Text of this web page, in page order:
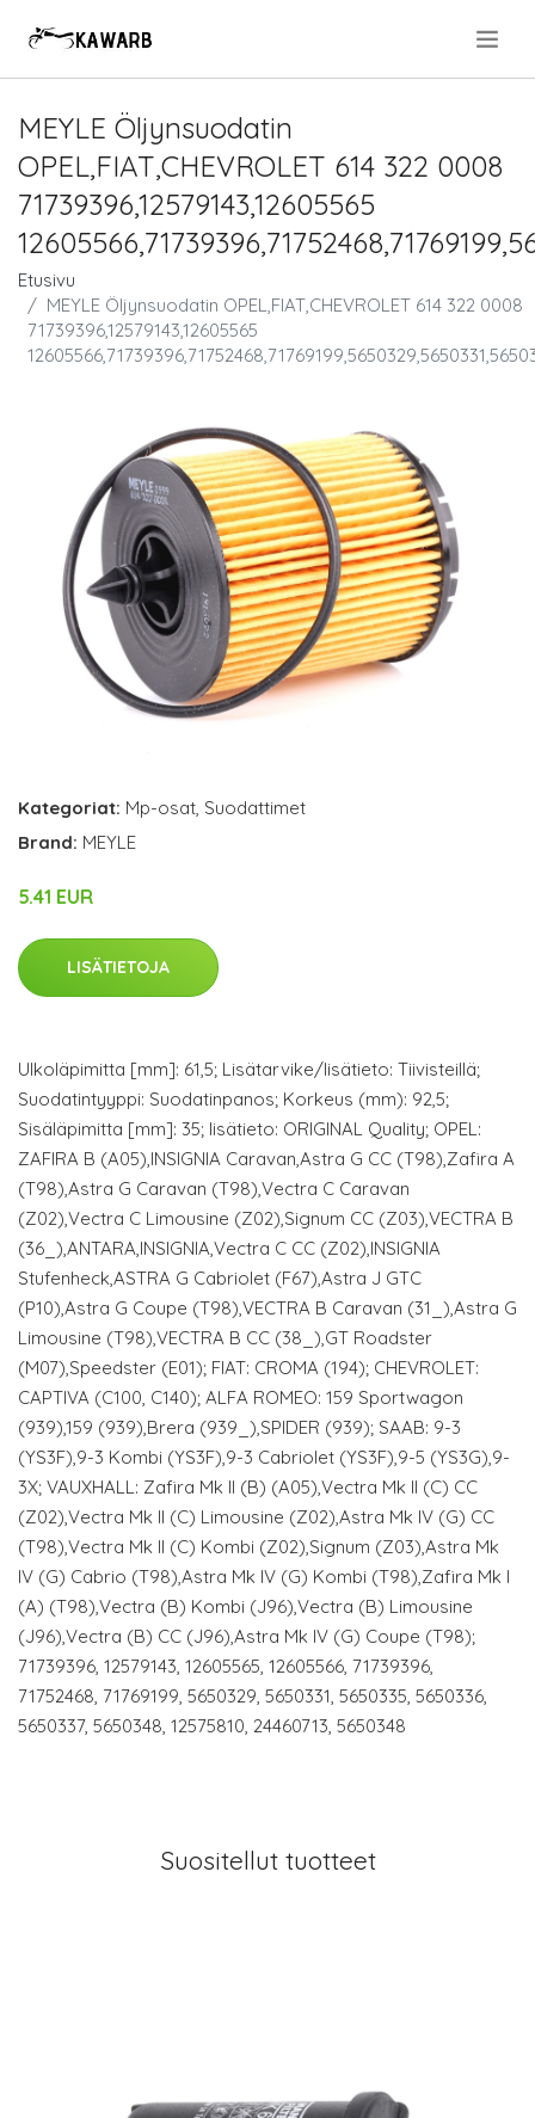
MEYLE Öljynsuodatin
OPEL,FIAT,CHEVROLET 614 322 0008
71739396,12579143,12605565
Etusivu
MEYLE Öljynsuodatin OPEL,FIAT,CHEVROLET 614 322 0008
71739396,12579143,12605565
Kategoriat: Mp-osat Suodattimet
Brand: MEYLE
5.41 EUR
LISÄTIETOJA
Ulkoläpimitta [mm]: 61,5; Lisätarvike/lisätieto: Tiivisteillä;
Suodatintyyppi: Suodatinpanos; Korkeus (mm): 92,5;
Sisäläpimitta [mm]: 35; lisätieto: ORIGINAL Quality; OPEL:
ZAFIRA B (A05),INSIGNIA Caravan,Astra G CC (T98),Zafira A
(T98),Astra G Caravan (T98),Vectra C Caravan
(Z02),Vectra C Limousine (Z02),Signum CC (Z03),VECTRA B
(36_),ANTARA,INSIGNIA,Vectra C CC (Z02),INSIGNIA
Stufenheck,ASTRA G Cabriolet (F67),Astra J GTC
(P10),Astra G Coupe (T98),VECTRA B Caravan (31_),Astra G
Limousine (T98),VECTRA B CC (38_),GT Roadster
(M07),Speedster (E01); FIAT: CROMA (194); CHEVROLET:
CAPTIVA (C100, C140); ALFA ROMEO: 159 Sportwagon
(939),159 (939),Brera (939_),SPIDER (939); SAAB: 9-3
(YS3F),9-3 Kombi (YS3F),9-3 Cabriolet (YS3F),9-5 (YS3G),9-
3X; VAUXHALL: Zafira Mk II (B) (A05),Vectra Mk II (C) CC
(Z02),Vectra Mk II (C) Limousine (Z02),Astra Mk IV (G) CC
(T98),Vectra Mk II (C) Kombi (Z02),Signum (Z03),Astra Mk
IV (G) Cabrio (T98),Astra Mk IV (G) Kombi (T98),Zafira Mk I
(A) (T98),Vectra (B) Kombi (J96),Vectra (B) Limousine
(J96),Vectra (B) CC (J96),Astra Mk IV (G) Coupe (T98);
71739396, 12579143, 12605565, 12605566, 71739396,
71752468, 71769199, 5650329, 5650331, 5650335, 5650336,
5650337, 5650348, 12575810, 24460713, 5650348
Suositellut tuotteet